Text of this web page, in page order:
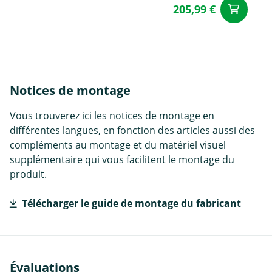
205,99 €
Notices de montage
Vous trouverez ici les notices de montage en
différentes langues, en fonction des articles aussi des
compléments au montage et du matériel visuel
supplémentaire qui vous facilitent le montage du
produit.
Télécharger le guide de montage du fabricant
Évaluations